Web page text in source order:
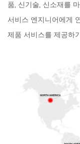
품, 신기술, 신소재를
서비스 엔지니어에게
제품 서비스를 제공하